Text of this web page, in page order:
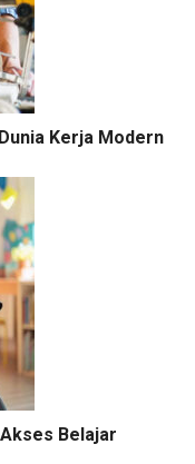
Kerja Modern
Belajar